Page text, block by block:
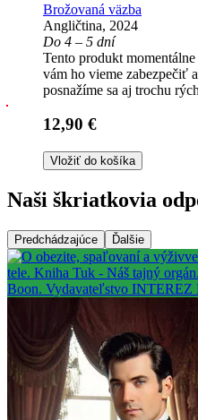
Brožovaná väzba
Angličtina, 2024
Do 4 – 5 dní
Tento produkt
vám ho vieme zabezpečiť
posnažíme sa aj trochu
12,90 €
Vložiť do košíka
Naši škriatkovia
Predchádzajúce Ďalšie